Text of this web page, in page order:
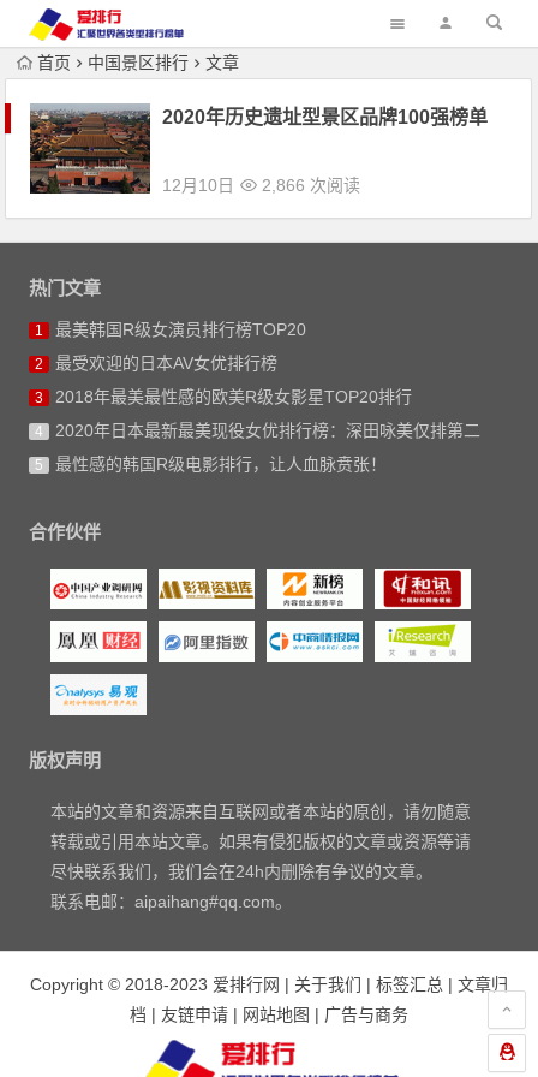
首页 中国景区排行 文章
2020年历史遗址型景区品牌100强榜单
12月10日 2,866 次阅读
热门文章
1 最美韩国R级女演员排行榜TOP20
2 最受欢迎的日本AV女优排行榜
3 2018年最美最性感的欧美R级女影星TOP20排行
4 2020年日本最新最美现役女优排行榜：深田咏美仅排第二
5 最性感的韩国R级电影排行，让人血脉贲张！
合作伙伴
版权声明
本站的文章和资源来自互联网或者本站的原创，请勿随意
转载或引用本站文章。如果有侵犯版权的文章或资源等请
尽快联系我们，我们会在24h内删除有争议的文章。
联系电邮：aipaihang#qq.com。
Copyright © 2018-2023 爱排行网 | 关于我们 | 标签汇总 | 文章归
档 | 友链申请 | 网站地图 | 广告与商务